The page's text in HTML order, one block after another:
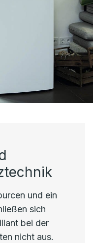
und ein
sich
bei der
nicht aus.